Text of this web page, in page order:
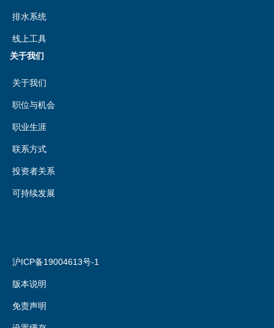
排水系统
线上工具
关于我们
关于我们
职位与机会
职业生涯
联系方式
投资者关系
可持续发展
沪ICP备19004613号-1
版本说明
免责声明